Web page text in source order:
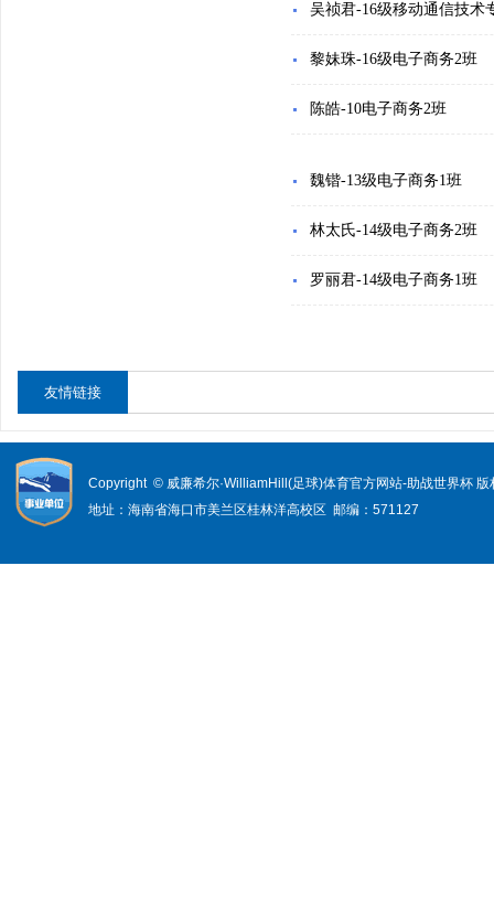
吴祯君-16级移动通信技术
黎妹珠-16级电子商务2班
陈皓-10电子商务2班
魏锴-13级电子商务1班
林太氏-14级电子商务2班
罗丽君-14级电子商务1班
友情链接
Copyright © 威廉希尔·WilliamHill(足球)体育官方网站-助战世界杯
地址：海南省海口市美兰区桂林洋高校区 邮编：571127